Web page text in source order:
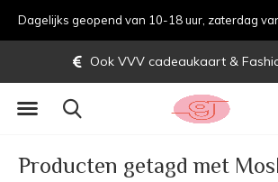
Ook VVV cadeaukaart &
Producten getagd met